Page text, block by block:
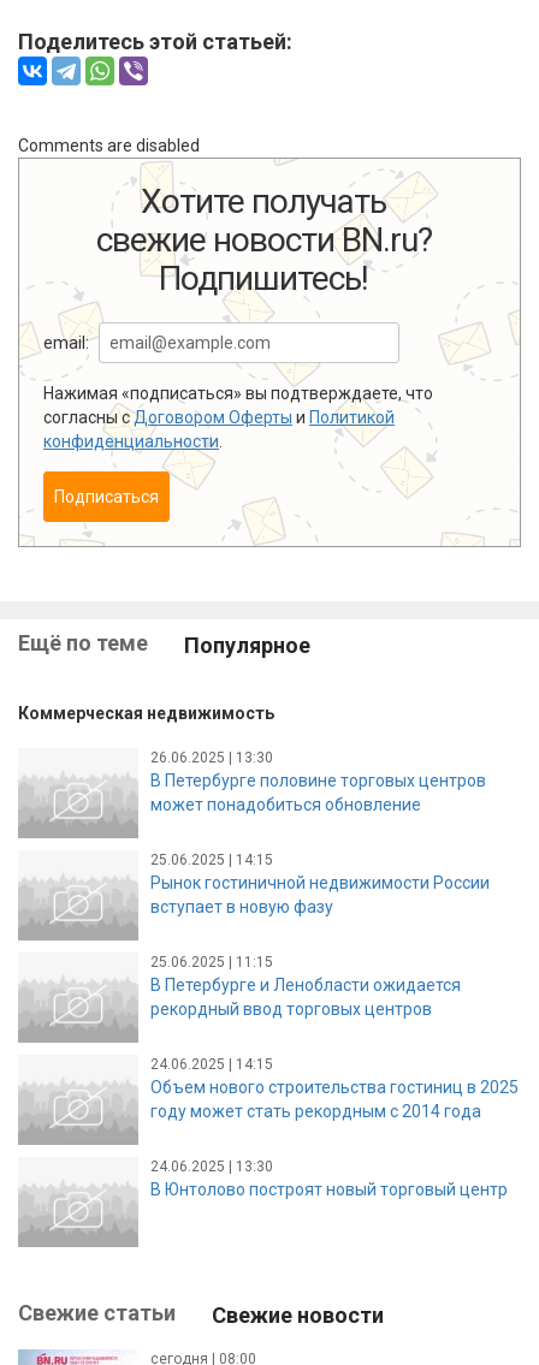
Поделитесь этой статьей:
Comments are disabled
Хотите получать
свежие новости BN.ru?
Подпишитесь!
email:
Нажимая «подписаться» вы подтверждаете, что
согласны сДоговором Оферты и Политикой
конфиденциальности
Подписаться
Ещё по теме Популярное
Коммерческая недвижимость
26.06.2025 | 13:30
В Петербурге половине торговых центров
может понадобиться обновление
25.06.2025 | 14:15
Рынок гостиничной недвижимости России
вступает в новую фазу
25.06.2025 | 11:15
В Петербурге и Ленобласти ожидается
рекордный ввод торговых центров
24.06.2025 | 14:15
Объем нового строительства гостиниц в 2025
году может стать рекордным с 2014 года
24.06.2025 | 13:30
В Юнтолово построят новый торговый центр
Свежие статьи Свежие новости
сегодня | 08:00